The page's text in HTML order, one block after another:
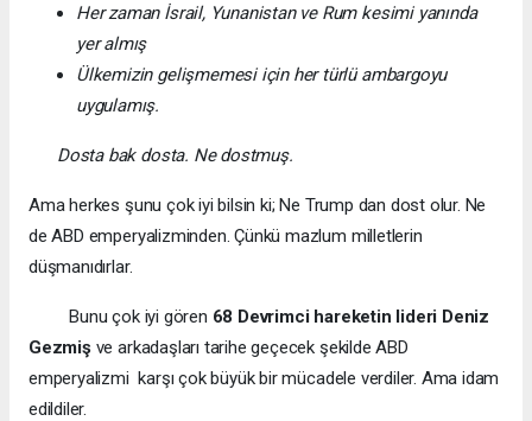
Her zaman İsrail, Yunanistan ve Rum kesimi yanında
yer almış
Ülkemizin gelişmemesi için her türlü ambargoyu
uygulamış.
Dosta bak dosta. Ne dostmuş.
Ama herkes şunu çok iyi bilsin ki; Ne Trump dan dost olur. Ne
de ABD emperyalizminden. Çünkü mazlum milletlerin
düşmanıdırlar.
Bunu çok iyi gören 68 Devrimci hareketin lideri Deniz
Gezmişve arkadaşları tarihe geçecek şekilde ABD
emperyalizmi karşı çok büyük bir mücadele verdiler. Ama idam
edildiler.